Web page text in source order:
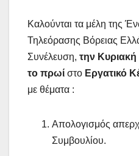
Καλούνται τα μέλη της
Τηλεόρασης Βόρειας
Συνέλευση, την Κυριακή
το πρωί στο Εργατικό
με θέματα :
Απολογισμός
Συμβουλίου.